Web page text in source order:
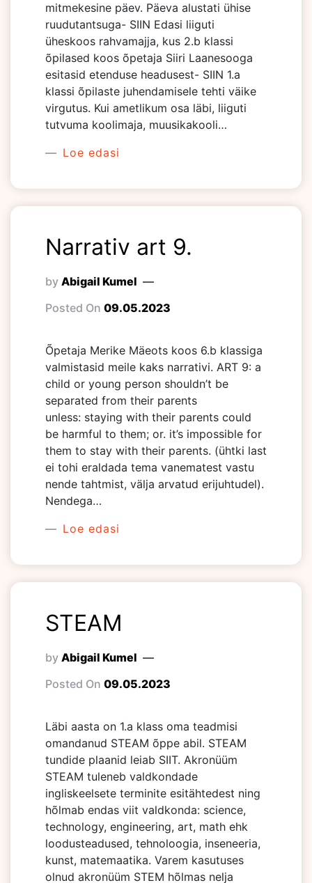
mitmekesine päev. Päeva alustati ühise
ruudutantsuga- SIIN Edasi liiguti
üheskoos rahvamajja, kus 2.b klassi
õpilased koos õpetaja Siiri Laanesooga
esitasid etenduse headusest- SIIN 1.a
klassi õpilaste juhendamisele tehti väike
virgutus. Kui ametlikum osa läbi, liiguti
tutvuma koolimaja, muusikakooli…
Loe edasi
Narrativ art 9.
by Abigail Kumel
Posted On 09.05.2023
Õpetaja Merike Mäeots koos 6.b klassiga
valmistasid meile kaks narrativi. ART 9: a
child or young person shouldn’t be
separated from their parents
unless: staying with their parents could
be harmful to them; or. it’s impossible for
them to stay with their parents. (ühtki last
ei tohi eraldada tema vanematest vastu
nende tahtmist, välja arvatud erijuhtudel).
Nendega…
Loe edasi
STEAM
by Abigail Kumel
Posted On 09.05.2023
Läbi aasta on 1.a klass oma teadmisi
omandanud STEAM õppe abil. STEAM
tundide plaanid leiab SIIT. Akronüüm
STEAM tuleneb valdkondade
ingliskeelsete terminite esitähtedest ning
hõlmab endas viit valdkonda: science,
technology, engineering, art, math ehk
loodusteadused, tehnoloogia, inseneeria,
kunst, matemaatika. Varem kasutuses
olnud akronüüm STEM hõlmas nelja